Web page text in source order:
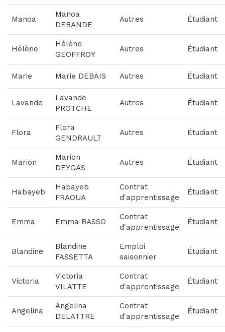
Manoa
Manoa
DEBANDE
Autres Étudiant
Hélène
Hélène
GEOFFROY
Autres Étudiant
Marie Marie DEBAIS Autres Étudiant
Lavande
Lavande
PROTCHE
Autres Étudiant
Flora
Flora
GENDRAULT
Autres Étudiant
Marion
Marion
DEYGAS
Autres Étudiant
Habayeb
Habayeb
FRAOUA
Contrat
d'apprentissage
Étudiant
Emma Emma BASSO
Contrat
d'apprentissage
Étudiant
Blandine
Blandine
FASSETTA
Emploi
saisonnier
Étudiant
Victoria
Victoria
VILATTE
Contrat
d'apprentissage
Étudiant
Angelina
Angelina
DELATTRE
Contrat
d'apprentissage
Étudiant